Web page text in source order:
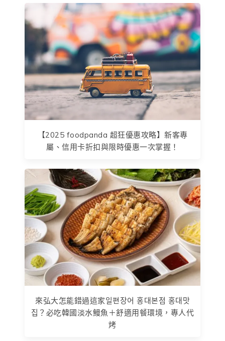
【2025 foodpanda 超狂優惠攻略】新客專
屬、信用卡折扣與限時優惠一次掌握！
來弘大怎能錯過這家일편장어 홍대본점 홍대맛
집？必吃韓國淡水鰻魚＋舒適用餐環境，專人代
烤